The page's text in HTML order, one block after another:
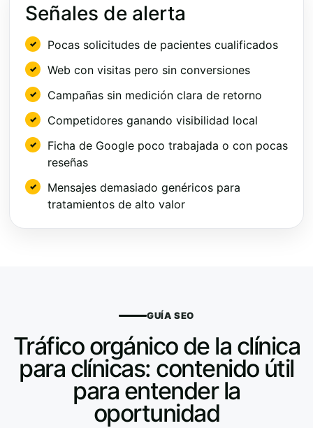
Señales de alerta
Pocas solicitudes de pacientes cualificados
Web con visitas pero sin conversiones
Campañas sin medición clara de retorno
Competidores ganando visibilidad local
Ficha de Google poco trabajada o con pocas
reseñas
Mensajes demasiado genéricos para
tratamientos de alto valor
GUÍA SEO
Tráfico orgánico de la clínica
para clínicas: contenido útil
para entender la
oportunidad